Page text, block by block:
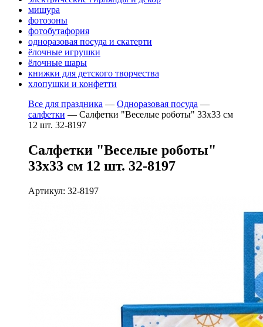
мишура
фотозоны
фотобутафория
одноразовая посуда и скатерти
ёлочные игрушки
ёлочные шары
книжки для детского творчества
хлопушки и конфетти
Все для праздника — Одноразовая посуда —
салфетки — Салфетки "Веселые роботы" 33х33 см
12 шт. 32-8197
Салфетки "Веселые роботы"
33х33 см 12 шт. 32-8197
Артикул: 32-8197